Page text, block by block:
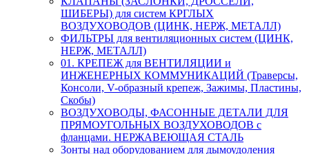
ШИБЕРЫ) для систем КРГЛЫХ
ВОЗДУХОВОДОВ (ЦИНК, НЕРЖ, МЕТАЛЛ)
ФИЛЬТРЫ для вентиляционных систем (ЦИНК,
НЕРЖ, МЕТАЛЛ)
01. КРЕПЕЖ для ВЕНТИЛЯЦИИ и
ИНЖЕНЕРНЫХ КОММУНИКАЦИЙ (Траверсы,
Консоли, V-образный крепеж, Зажимы, Пластины,
Скобы)
ВОЗДУХОВОДЫ, ФАСОННЫЕ ДЕТАЛИ ДЛЯ
ПРЯМОУГОЛЬНЫХ ВОЗДУХОВОДОВ с
фланцами. НЕРЖАВЕЮЩАЯ СТАЛЬ
Зонты над оборудованием для дымоудоления